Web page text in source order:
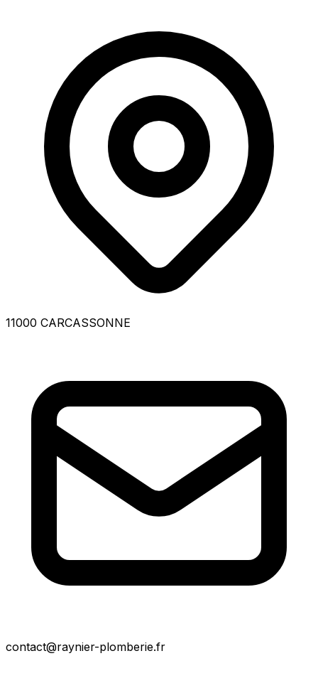
11000 CARCASSONNE
contact@raynier-plomberie.fr